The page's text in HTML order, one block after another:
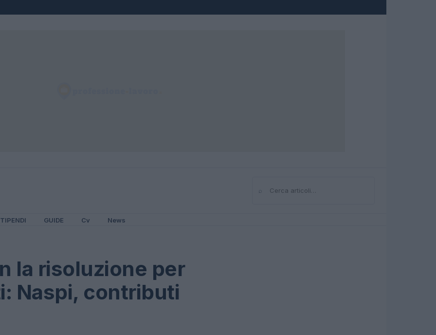
⌕Cerca
GUIDE Cv News
la risoluzione per
Naspi, contributi